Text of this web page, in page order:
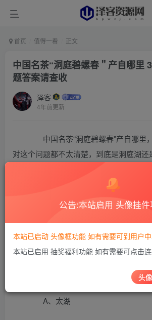
首页 值得一看 正文
中国名茶“洞庭碧螺春＂产自哪里
题答案请查收
泽客
4年前更新
中国名茶“洞庭碧螺春"产自哪里
对这个问题都不太清楚，到底是洞庭湖
跟着小编一起来了解一下 的蚂蚁庄园每
蚂蚁庄园2022年3月1日每日一题
中国名茶“洞庭碧螺春"产自哪里
A、太湖
公告:本站启用 头像挂件
本站已启动 头像框功能 如有需要可到用户
本站已启用 抽奖福利功能 如有需要可点击
头